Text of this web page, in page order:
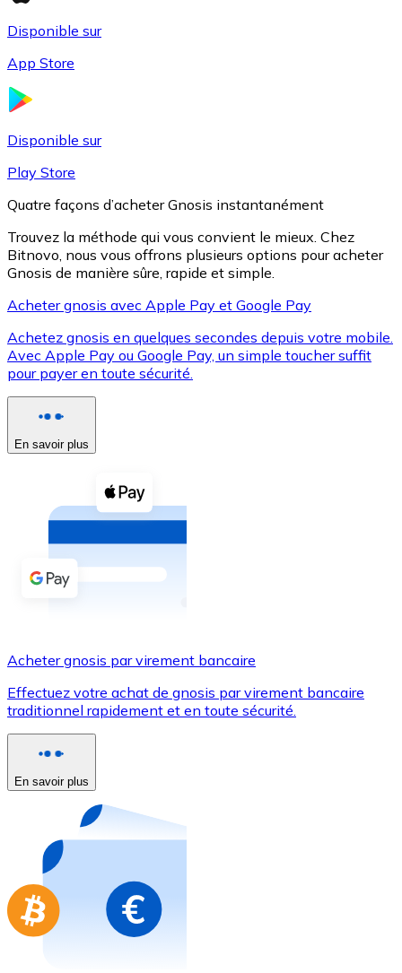
XRP
XRP
Voir toutes
Coupons crypto
Achetez des cryptomonnaies en espèces et d'autres
Acheter avec espèces
Virement SEPA
Utilisez les cartes Visa et Mastercard pour acheter
Acheter avec carte
Nouveau
Achetez des cartes-cadeaux de vos marques
Aller à la boutique de cartes-cadeaux
Disponible sur
App Store
Disponible sur
Play Store
Quatre façons d’acheter Gnosis instantanément
Trouvez la méthode qui vous convient le mieux. Chez
Bitnovo, nous vous offrons plusieurs options pour acheter
Gnosis de manière sûre, rapide et simple.
Acheter gnosis avec Apple Pay et Google Pay
Achetez gnosis en quelques secondes depuis votre mobile.
Avec Apple Pay ou Google Pay, un simple toucher suffit
pour payer en toute sécurité.
En savoir plus
Acheter gnosis par virement bancaire
Effectuez votre achat de gnosis par virement bancaire
traditionnel rapidement et en toute sécurité.
En savoir plus